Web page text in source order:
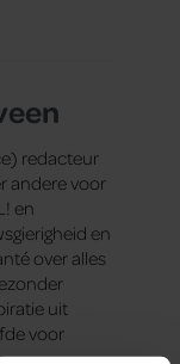
redacteur
andere voor
en
en
over alles
uit
voor